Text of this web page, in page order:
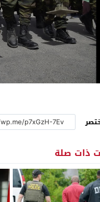
ذات صلة